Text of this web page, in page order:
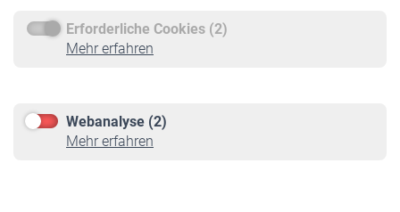
Erforderliche Cookies (2)
Mehr erfahren
Webanalyse (2)
Mehr erfahren
Service
Informationen
Online-Rechner
VBLnewsletter